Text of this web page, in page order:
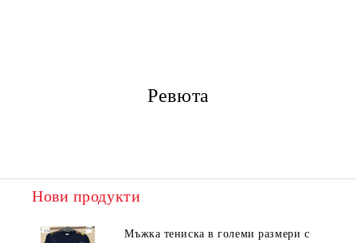
Ревюта
Нови продукти
Мъжка тениска в големи размери с